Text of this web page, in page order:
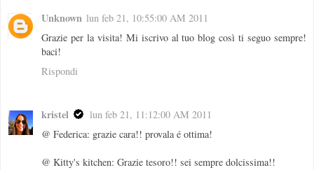
Unknown lun feb 21, 10:55:00 AM 2011
Grazie per la visita! Mi iscrivo al tuo blog così ti seguo sempre!
baci!
Rispondi
kristel
lun feb 21, 11:12:00 AM 2011
@ Federica: grazie cara!! provala é ottima!
@ Kitty's kitchen: Grazie tesoro!! sei sempre dolcissima!!